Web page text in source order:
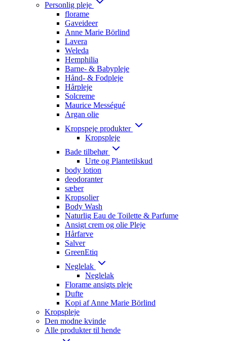
Personlig pleje
florame
Gaveideer
Anne Marie Börlind
Lavera
Weleda
Hemphilia
Barne- & Babypleje
Hånd- & Fodpleje
Hårpleje
Solcreme
Maurice Mességué
Argan olie
Kropspeje produkter
Kropspleje
Bade tilbehør
Urte og Plantetilskud
body lotion
deodoranter
sæber
Kropsolier
Body Wash
Naturlig Eau de Toilette & Parfume
Ansigt crem og olie Pleje
Hårfarve
Salver
GreenEtiq
Neglelak
Neglelak
Florame ansigts pleje
Dufte
Kopi af Anne Marie Börlind
Kropspleje
Den modne kvinde
Alle produkter til hende